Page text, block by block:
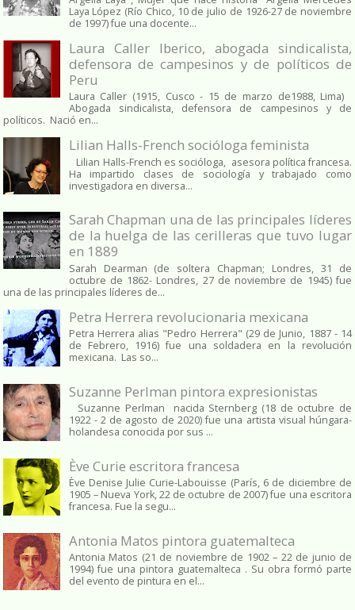
Laya López (Río Chico, 10 de julio de 1926-27 de noviembre
de 1997) fue una docente...
Laura Caller Iberico, abogada sindicalista,
defensora de campesinos y de políticos de
Peru
Laura Caller (1915, Cusco - 15 de marzo de1988, Lima)
Abogada sindicalista, defensora de campesinos y de
políticos. Nació en...
Lilian Halls-French socióloga feminista
Lilian Halls-French es socióloga, asesora política francesa.
Ha impartido clases de sociología y trabajado como
investigadora en diversa...
Sarah Chapman una de las principales líderes
de la huelga de las cerilleras que tuvo lugar
en 1889
Sarah Dearman (de soltera Chapman; Londres, 31 de
octubre de 1862​- Londres, 27 de noviembre de 1945)​ fue
una de las principales líderes de...
Petra Herrera revolucionaria mexicana
Petra Herrera alias "Pedro Herrera" (29 de Junio, 1887 - 14
de Febrero, 1916) fue una soldadera en la revolución
mexicana. Las so...
Suzanne Perlman pintora expresionistas
Suzanne Perlman nacida Sternberg (18 de octubre de
1922 - 2 de agosto de 2020) fue una artista visual húngara-
holandesa conocida por sus ...
Ève Curie escritora francesa
Ève Denise Julie Curie-Labouisse (París, 6 de diciembre de
1905 – Nueva York, 22 de octubre de 2007) fue una escritora
francesa. Fue la segu...
Antonia Matos pintora guatemalteca
Antonia Matos (21 de noviembre de 1902 – 22 de junio de
1994) fue una pintora guatemalteca . Su obra formó parte
del evento de pintura en el...